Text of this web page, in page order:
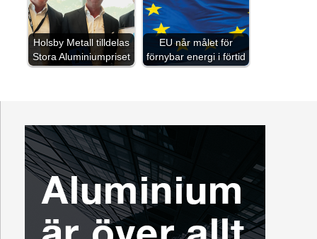
Holsby Metall tilldelas
Stora Aluminiumpriset
EU når målet för
förnybar energi i förtid